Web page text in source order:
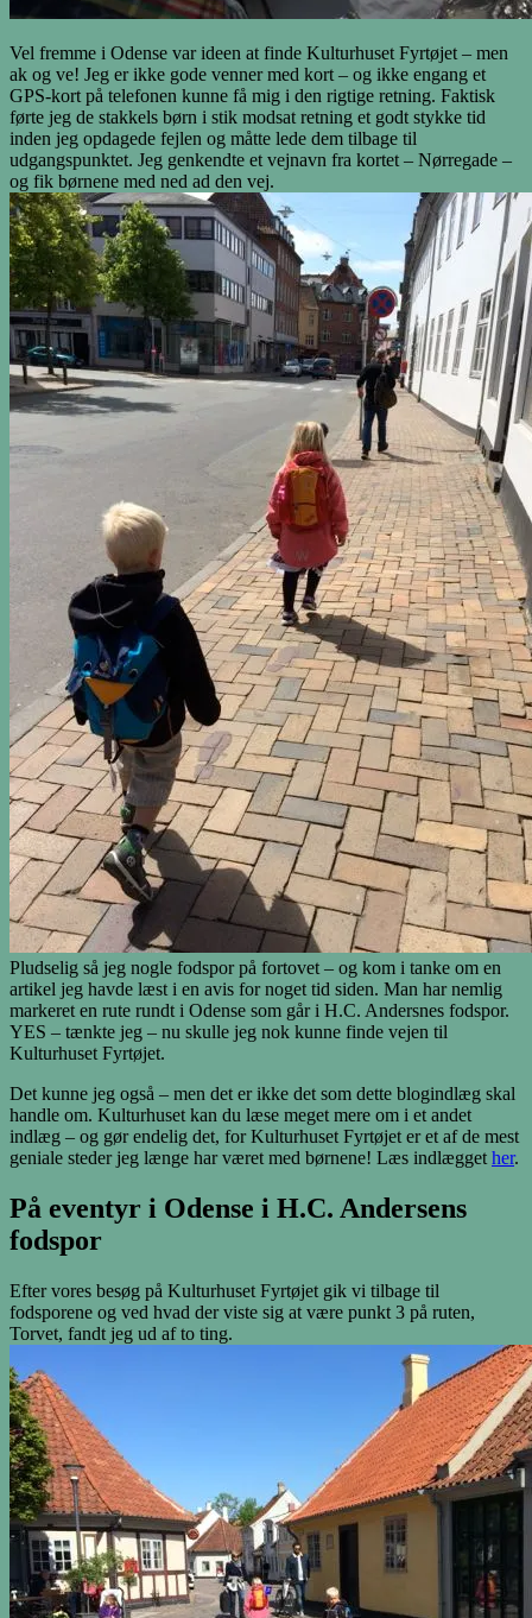
Vel fremme i Odense var ideen at finde Kulturhuset Fyrtøjet – men
ak og ve! Jeg er ikke gode venner med kort – og ikke engang et
GPS-kort på telefonen kunne få mig i den rigtige retning. Faktisk
førte jeg de stakkels børn i stik modsat retning et godt stykke tid
inden jeg opdagede fejlen og måtte lede dem tilbage til
udgangspunktet. Jeg genkendte et vejnavn fra kortet – Nørregade –
og fik børnene med ned ad den vej.
Pludselig så jeg nogle fodspor på fortovet – og kom i tanke om en
artikel jeg havde læst i en avis for noget tid siden. Man har nemlig
markeret en rute rundt i Odense som går i H.C. Andersnes fodspor.
YES – tænkte jeg – nu skulle jeg nok kunne finde vejen til
Kulturhuset Fyrtøjet.
Det kunne jeg også – men det er ikke det som dette blogindlæg skal
handle om. Kulturhuset kan du læse meget mere om i et andet
indlæg – og gør endelig det, for Kulturhuset Fyrtøjet er et af de mest
geniale steder jeg længe har været med børnene! Læs indlægget her.
På eventyr i Odense i H.C. Andersens
fodspor
Efter vores besøg på Kulturhuset Fyrtøjet gik vi tilbage til
fodsporene og ved hvad der viste sig at være punkt 3 på ruten,
Torvet, fandt jeg ud af to ting.